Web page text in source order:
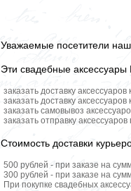
Уважаемые посетители
Эти свадебные
заказать доставку
заказать доставку
заказать самовывоз
заказать отправку
Стоимость доставки
500 рублей - при заказе на
300 рублей - при заказе на
При покупке свадебных